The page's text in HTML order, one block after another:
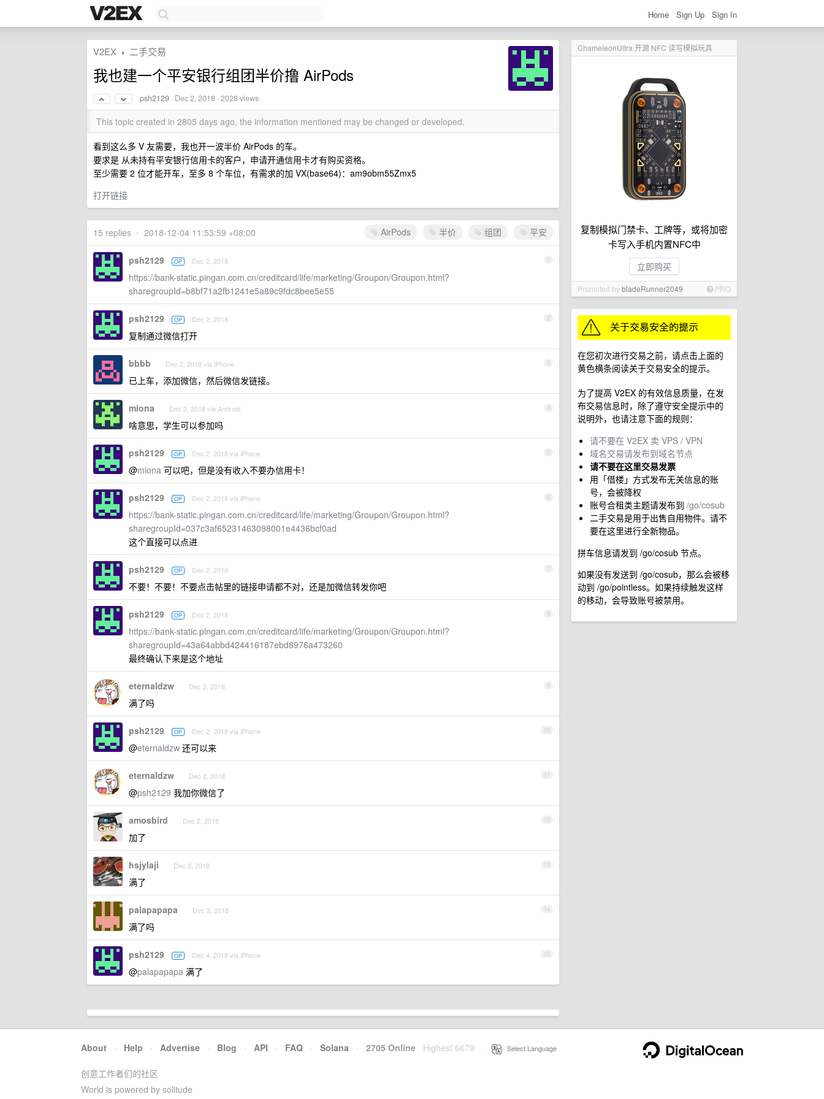
Home Sign Up Sign In
ChameleonUltra 开源 NFC 读写模拟玩具
复制模拟门禁卡、工牌等，或将加密
卡写入手机内置NFC中
立即购买
Promoted bybladeRunner2049 PRO
在您初次进行交易之前，请点击上面的
黄色横条阅读关于交易安全的提示。
为了提高 V2EX 的有效信息质量，在发
布交易信息时，除了遵守安全提示中的
说明外，也请注意下面的规则：
请不要在 V2EX 卖 VPS / VPN
域名交易请发布到域名节点
请不要在这里交易发票
用「借楼」方式发布无关信息的账
号，会被降权
账号合租类主题请发布到 /go/cosub
二手交易是用于出售自用物件。请不
要在这里进行全新物品。
拼车信息请发到 /go/cosub 节点。
如果没有发送到 /go/cosub，那么会被移
动到 /go/pointless。如果持续触发这样
的移动，会导致账号被禁用。
V2EX › 二手交易
我也建一个平安银行组团半价撸 AirPods
psh2129 · Dec 2, 2018 · 2028 views
This topic created in 2805 days ago, the information mentioned may be changed or developed.
看到这么多 V 友需要，我也开一波半价 AirPods 的车。
要求是 从未持有平安银行信用卡的客户，申请开通信用卡才有购买资格。
至少需要 2 位才能开车，至多 8 个车位，有需求的加 VX(base64)：am9obm55Zmx5
打开链接
AirPods 半价 组团 平安
15 replies • 2018-12-04 11:53:59 +08:00
1
psh2129 OP Dec 2, 2018
https://bank-static.pingan.com.cn/creditcard/life/marketing/Groupon/Groupon.html?
sharegroupId=b8bf71a2fb1241e5a89c9fdc8bee5e55
2
psh2129 OP Dec 2, 2018
复制通过微信打开
3
bbbb Dec 2, 2018 via iPhone
已上车，添加微信，然后微信发链接。
4
miona Dec 2, 2018 via Android
啥意思，学生可以参加吗
5
psh2129 OP Dec 2, 2018 via iPhone
@miona 可以吧，但是没有收入不要办信用卡！
6
psh2129 OP Dec 2, 2018 via iPhone
https://bank-static.pingan.com.cn/creditcard/life/marketing/Groupon/Groupon.html?
sharegroupId=037c3af65231463098001e4436bcf0ad
这个直接可以点进
7
psh2129 OP Dec 2, 2018
不要！不要！不要点击帖里的链接申请都不对，还是加微信转发你吧
8
psh2129 OP Dec 2, 2018
https://bank-static.pingan.com.cn/creditcard/life/marketing/Groupon/Groupon.html?
sharegroupId=43a64abbd424416187ebd8976a473260
最终确认下来是这个地址
9
eternaldzw Dec 2, 2018
满了吗
10
psh2129 OP Dec 2, 2018 via iPhone
@eternaldzw 还可以来
11
eternaldzw Dec 2, 2018
@psh2129 我加你微信了
12
amosbird Dec 2, 2018
加了
13
hsjylaji Dec 3, 2018
满了
14
palapapapa Dec 3, 2018
满了吗
15
psh2129 OP Dec 4, 2018 via iPhone
@palapapapa 满了
About · Help · Advertise · Blog · API · FAQ · Solana · 2705 Online Highest 6679 Select Language
创意工作者们的社区
World is powered by solitude